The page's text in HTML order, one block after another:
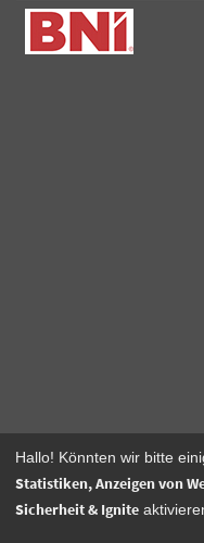
Hallo! Könnten wir bitte
Statistiken, Anzeigen von
Sicherheit & Ignite